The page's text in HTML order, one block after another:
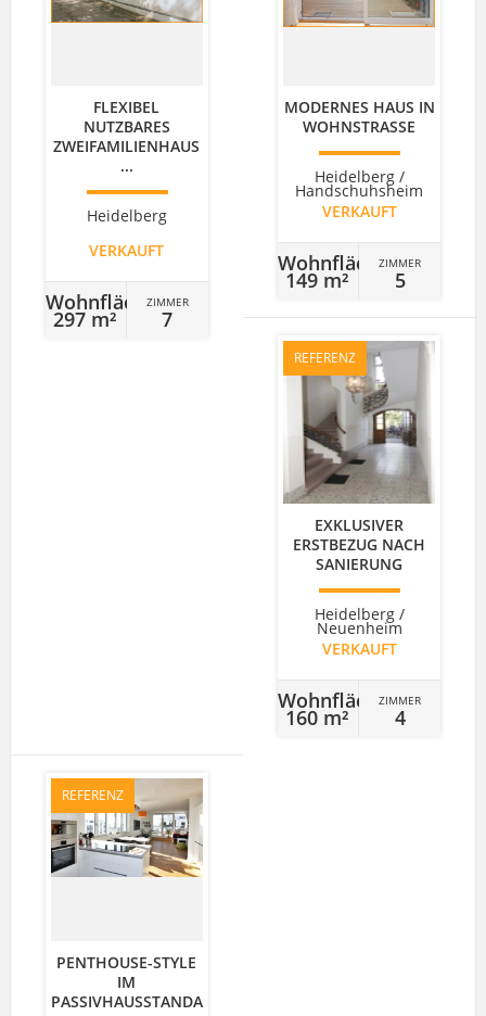
FLEXIBEL
NUTZBARES
ZWEIFAMILIENHAUS
...
Heidelberg
VERKAUFT
Wohnfläche
297 m²
ZIMMER
7
MODERNES HAUS IN
WOHNSTRASSE
Heidelberg /
Handschuhsheim
VERKAUFT
Wohnfläche
149 m²
ZIMMER
5
REFERENZ
EXKLUSIVER
ERSTBEZUG NACH
SANIERUNG
Heidelberg /
Neuenheim
VERKAUFT
Wohnfläche
160 m²
ZIMMER
4
REFERENZ
PENTHOUSE-STYLE
IM
PASSIVHAUSSTANDA